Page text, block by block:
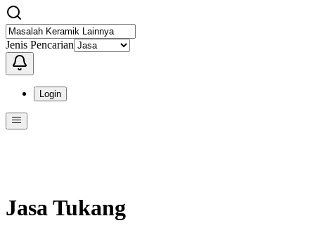
Jenis Pencarian
Login
Jasa Tukang